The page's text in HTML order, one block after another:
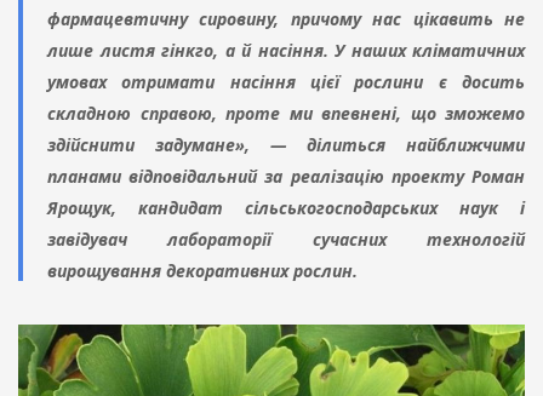
фармацевтичну сировину, причому нас цікавить не
лише листя гінкго, а й насіння. У наших кліматичних
умовах отримати насіння цієї рослини є досить
складною справою, проте ми впевнені, що зможемо
здійснити задумане», — ділиться найближчими
планами відповідальний за реалізацію проекту Роман
Ярощук, кандидат сільськогосподарських наук і
завідувач лабораторії сучасних технологій
вирощування декоративних рослин.